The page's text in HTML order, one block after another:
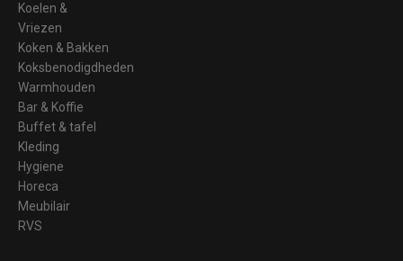
Koelen &
Vriezen
Koken & Bakken
Koksbenodigdheden
Warmhouden
Bar & Koffie
Buffet & tafel
Kleding
Hygiene
Horeca
Meubilair
RVS